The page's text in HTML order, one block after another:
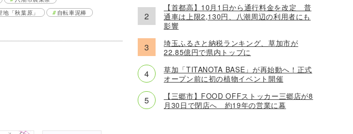
地「秋葉原」
自転車泥棒
【首都高】10月1日から通行料金を改定 普
通車は上限2,130円、八潮周辺の利用者にも
影響
埼玉ふるさと納税ランキング、草加市が
22.85億円で県内トップに
草加「TITANOTA BASE」が再始動へ！正式
オープン前に初の植物イベント開催
【三郷市】FOOD OFFストッカー三郷店が8
月30日で閉店へ 約19年の営業に幕